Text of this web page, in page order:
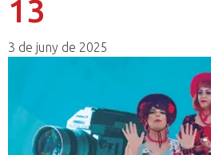
13
3 de juny de 2025